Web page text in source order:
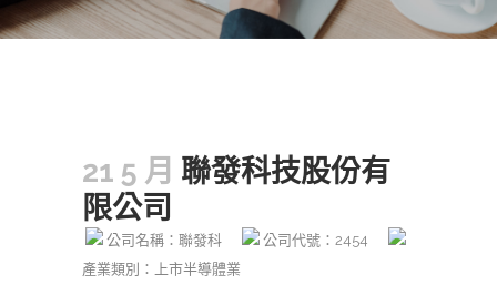
21 5 月 聯發科技股份有
限公司
公司名稱：聯發科
公司代號：2454
產業類別：上市半導體業